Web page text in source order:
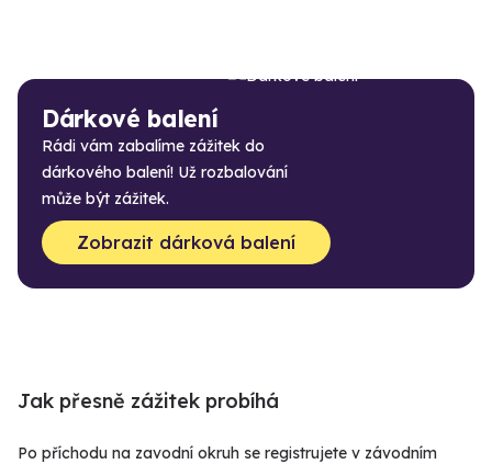
Dárkové balení
Rádi vám zabalíme zážitek do
dárkového balení! Už rozbalování
může být zážitek.
Zobrazit dárková balení
Jak přesně zážitek probíhá
Po příchodu na zavodní okruh se registrujete v závodním